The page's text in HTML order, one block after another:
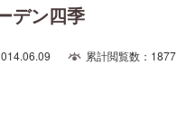
デン四季
累計閲覧数：1877